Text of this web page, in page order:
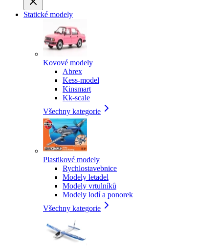
Statické modely
Kovové modely
Abrex
Kess-model
Kinsmart
Kk-scale
Všechny kategorie
Plastikové modely
Rychlostavebnice
Modely letadel
Modely vrtulníků
Modely lodí a ponorek
Všechny kategorie